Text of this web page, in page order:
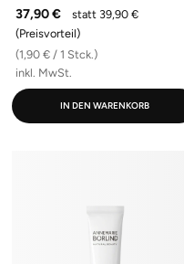
37,90 €
statt 39,90 €
(Preisvorteil)
(1,90 € / 1 Stck.)
inkl. MwSt.
IN DEN WARENKORB